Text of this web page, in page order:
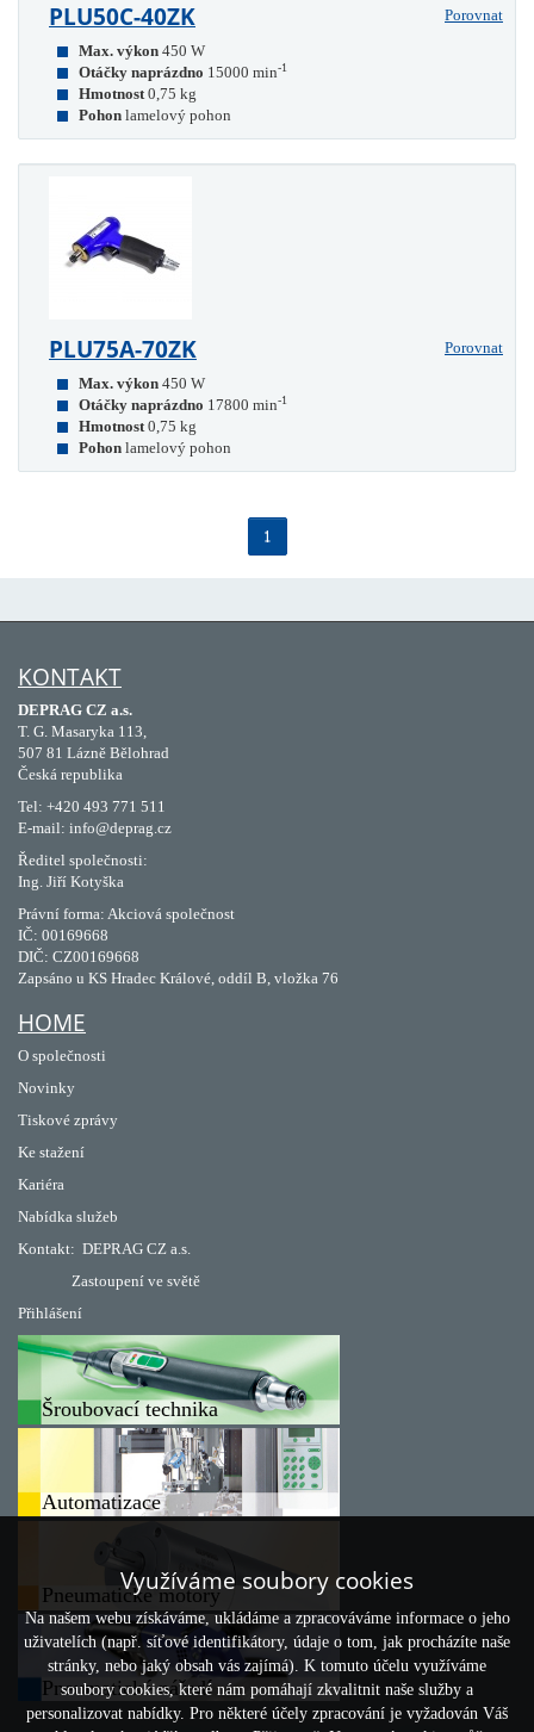
PLU50C-40ZK
Porovnat
Max. výkon 450 W
Otáčky naprázdno 15000 min-1
Hmotnost 0,75 kg
Pohon lamelový pohon
PLU75A-70ZK
Porovnat
Max. výkon 450 W
Otáčky naprázdno 17800 min-1
Hmotnost 0,75 kg
Pohon lamelový pohon
1
KONTAKT
DEPRAG CZ a.s.
T. G. Masaryka 113,
507 81 Lázně Bělohrad
Česká republika
Tel: +420 493 771 511
E-mail: info@deprag.cz
Ředitel společnosti:
Ing. Jiří Kotyška
Právní forma: Akciová společnost
IČ: 00169668
DIČ: CZ00169668
Zapsáno u KS Hradec Králové, oddíl B, vložka 76
HOME
O společnosti
Novinky
Tiskové zprávy
Ke stažení
Kariéra
Nabídka služeb
Kontakt: DEPRAG CZ a.s.
Zastoupení ve světě
Přihlášení
Šroubovací technika
Automatizace
Pneumatické motory
Pneumatické nářadí
Využíváme soubory cookies
Na našem webu získáváme, ukládáme a zpracováváme informace o jeho
uživatelích (např. síťové identifikátory, údaje o tom, jak procházíte naše
stránky, nebo jaký obsah vás zajímá). K tomuto účelu využíváme
soubory cookies, které nám pomáhají zkvalitnit naše služby a
personalizovat nabídky. Pro některé účely zpracování je vyžadován Váš